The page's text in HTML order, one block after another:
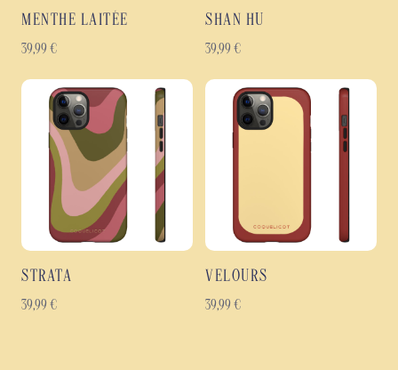
MENTHE LAITÉE
39,99 €
SHAN HU
39,99 €
STRATA
39,99 €
VELOURS
39,99 €